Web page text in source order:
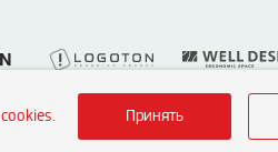
cookies. Принять